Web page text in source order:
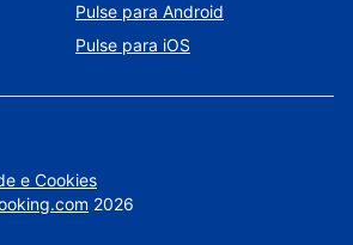
Pulse para Android
Pulse para iOS
e Cookies
2026